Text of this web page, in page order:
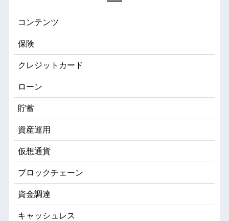
コンテンツ
保険
クレジットカード
ローン
貯蓄
資産運用
仮想通貨
ブロックチェーン
資金調達
キャッシュレス